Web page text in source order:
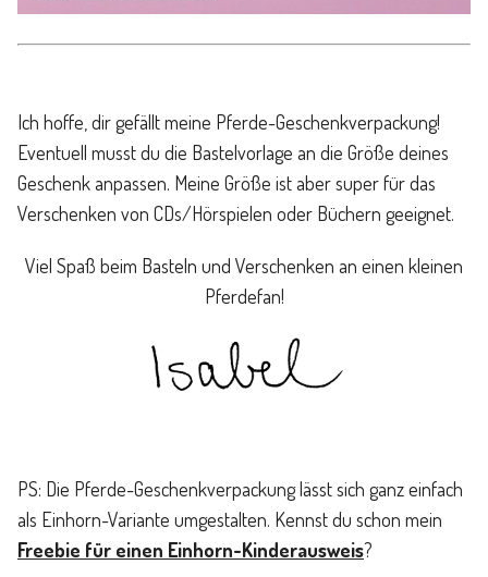
Ich hoffe, dir gefällt meine Pferde-Geschenkverpackung!
Eventuell musst du die Bastelvorlage an die Größe deines
Geschenk anpassen. Meine Größe ist aber super für das
Verschenken von CDs/Hörspielen oder Büchern geeignet.
Viel Spaß beim Basteln und Verschenken an einen kleinen
Pferdefan!
PS: Die Pferde-Geschenkverpackung lässt sich ganz einfach
als Einhorn-Variante umgestalten. Kennst du schon mein
Freebie für einen Einhorn-Kinderausweis?